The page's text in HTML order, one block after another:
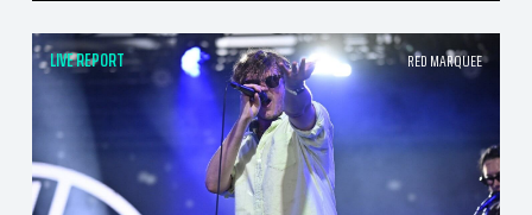
LIVE REPORT RED MARQUEE